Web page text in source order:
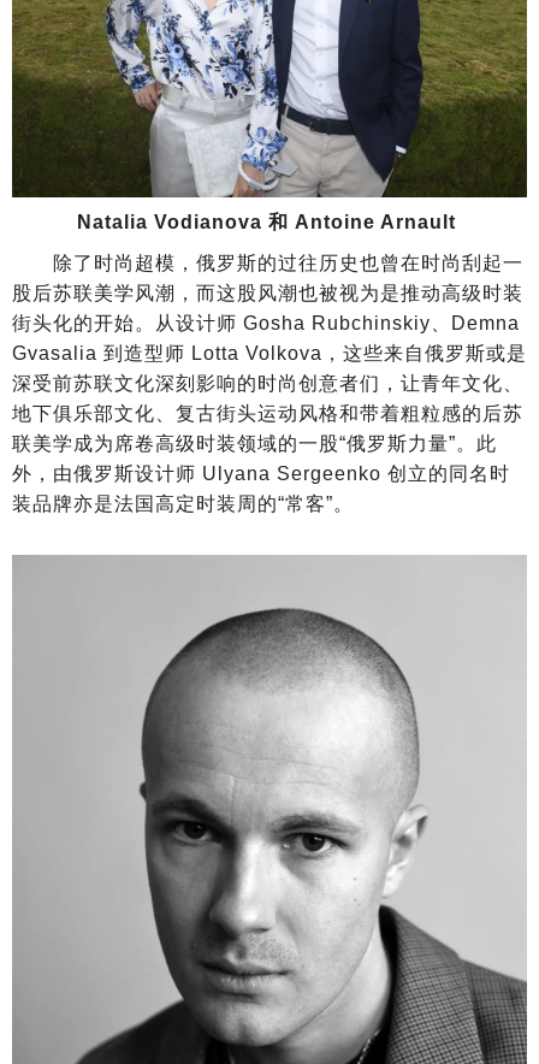
Natalia Vodianova 和 Antoine Arnault
除了时尚超模，俄罗斯的过往历史也曾在时尚刮起一
股后苏联美学风潮，而这股风潮也被视为是推动高级时装
街头化的开始。从设计师 Gosha Rubchinskiy、Demna
Gvasalia 到造型师 Lotta Volkova，这些来自俄罗斯或是
深受前苏联文化深刻影响的时尚创意者们，让青年文化、
地下俱乐部文化、复古街头运动风格和带着粗粒感的后苏
联美学成为席卷高级时装领域的一股“俄罗斯力量”。此
外，由俄罗斯设计师 Ulyana Sergeenko 创立的同名时
装品牌亦是法国高定时装周的“常客”。